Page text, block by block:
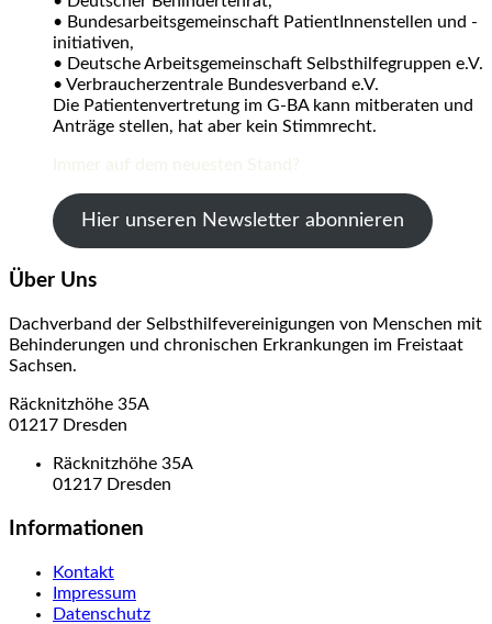
• Bundesarbeitsgemeinschaft PatientInnenstellen und -
initiativen,
• Deutsche Arbeitsgemeinschaft Selbsthilfegruppen e.V.
• Verbraucherzentrale Bundesverband e.V.
Die Patientenvertretung im G-BA kann mitberaten und
Anträge stellen, hat aber kein Stimmrecht.
Hier unseren Newsletter abonnieren
Über Uns
Dachverband der Selbsthilfevereinigungen von Menschen mit
Behinderungen und chronischen Erkrankungen im Freistaat
Sachsen.
Räcknitzhöhe 35A
01217 Dresden
Räcknitzhöhe 35A
01217 Dresden
Informationen
Kontakt
Impressum
Datenschutz